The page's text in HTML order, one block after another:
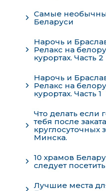
Самые
Беларуси
Нарочь и
Релакс на
курортах. Часть 2
Нарочь и
Релакс на
курортах. Часть 1
Что делать если
тебя после
круглосуточных
Минска.
10 храмов
следует посетить
Лучшие места